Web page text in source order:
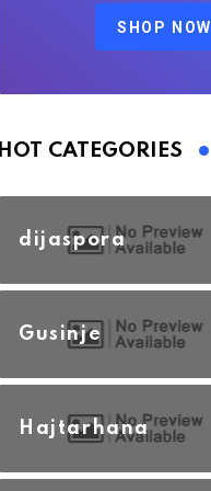
SHOP NOW
HOT CATEGORIES
dijaspora
Gusinje
Hajtarhana